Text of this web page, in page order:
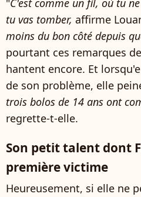
"C'est comme un fil, où tu
tu vas tomber, affirme
moins du bon côté depuis
pourtant ces remarques
hantent encore. Et
de son problème, elle
trois bolos de 14 ans ont
regrette-t-elle.
Son petit talent dont
première victime
Heureusement, si elle ne